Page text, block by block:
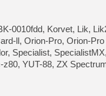
[GK] Pourquoi Marvel
[GK] Test : Restory : Chill
[GK] GTA 6 : Rockstar
[GK] Hot Wheels Infinite
[GK] Mémoire cash -
[GK] Résultats Nintendo :
[GK] Déjà des
[Mo5] Brickboy cherche à
0010fdd, Korvet, Lik,
ll, Orion-Pro, Orion-Pro
Specialist, SpecialistMX,
YUT-88, ZX